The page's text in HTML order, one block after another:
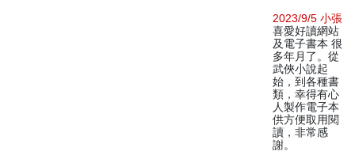
2023/9/5 小張
喜愛好讀網站
及電子書本 很
多年月了。從
武俠小說起
始，到各種書
類，幸得有心
人製作電子本
供方便取用閱
讀，非常感
謝。